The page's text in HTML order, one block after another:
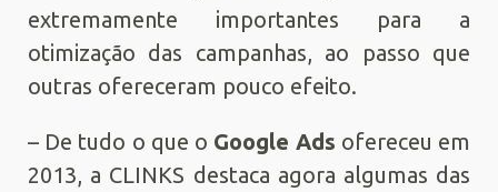
extremamente importantes para a
otimização das campanhas, ao passo que
outras ofereceram pouco efeito.
– De tudo o que o Google Ads ofereceu em
2013, a CLINKS destaca agora algumas das